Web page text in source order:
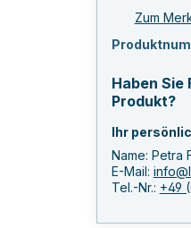
Zum
Haben Sie
Produkt?
Ihr
Name: Petra
E-Mail:
Tel.-Nr.: +49